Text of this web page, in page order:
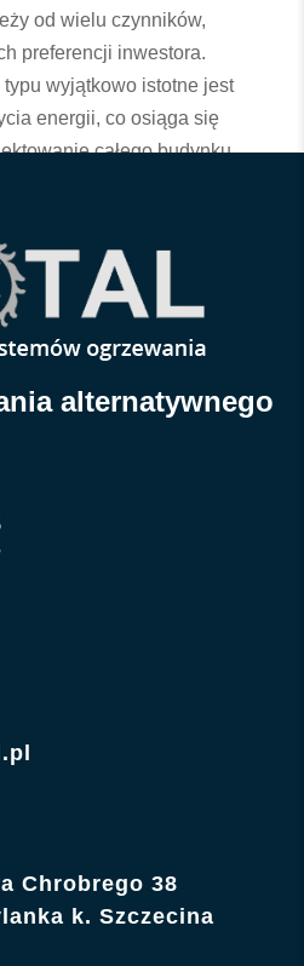
od wielu czynników,
preferencji inwestora.
wyjątkowo istotne jest
energii, co osiąga się
całego budynku,
alternatywnego
Chrobrego 38
k. Szczecina